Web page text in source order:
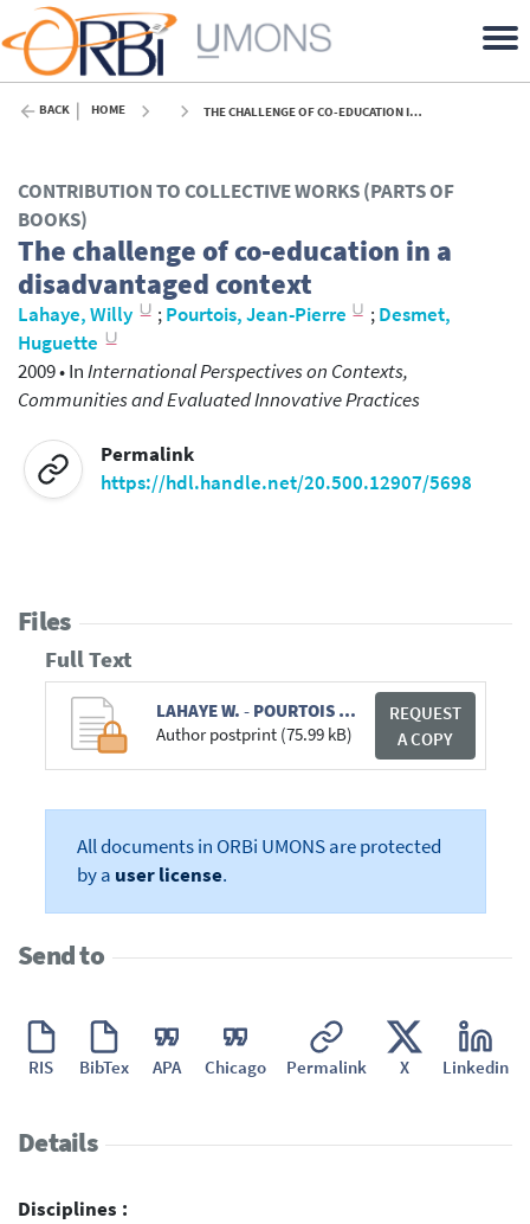
BACK HOME THE CHALLENGE OF CO-EDUCATION IN A DISADVANTAGED CONTEXT - 2009
CONTRIBUTION TO COLLECTIVE WORKS (PARTS OF
BOOKS)
The challenge of co-education in a
disadvantaged context
Lahaye, Willy ;Pourtois, Jean-Pierre ;Desmet,
Huguette
2009•InInternational Perspectives on Contexts,
Communities and Evaluated Innovative Practices
Permalink
https://hdl.handle.net/20.500.12907/5698
Files
Full Text
LAHAYE W. - POURTOIS J.P. - DESMET H. - 2009 - 18 - CHAPITRE.pdf
Author postprint (75.99 kB)
REQUEST
A COPY
All documents in ORBi UMONS are protected
by a user license.
Send to
RIS BibTex APA Chicago Permalink X Linkedin
Details
Disciplines :